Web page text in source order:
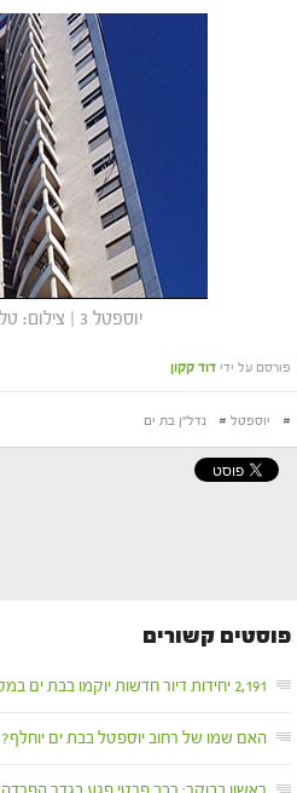
יוספטל 3 | צילום: טלי בנדו לאופר
פורסם על ידי דוד קקון
# יוספטל # נדל"ן בת ים
פוסטים קשורים
2,191 יחידות דיור חדשות יוקמו בבת ים במסגרת פינוי-בינוי
האם שמו של רחוב יוספטל בבת ים יוחלף?